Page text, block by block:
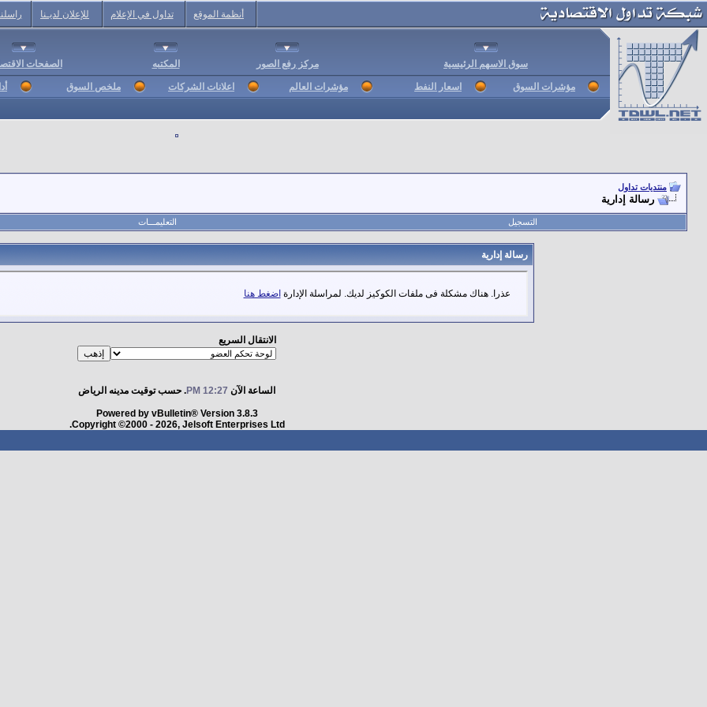
أنظمة الموقع تداول في الإعلام للإعلان لديـنا
سوق الاسهم الرئيسية مركز رفع الصور المكتبه الصفحات
مؤشرات السوق اسعار النفط مؤشرات العالم اعلانات الشركات ملخص السوق
منتديات تداول
رسالة إدارية
التسجيل التعليمـــات
رسالة إدارية
عذرا. هناك مشكلة فى ملفات الكوكيز لديك. لمراسلة الإدارة اضغط هنا
الانتقال السريع
الساعة الآن 12:27 PM . حسب توقيت مدينه الرياض
Powered by vBulletin® Version 3.8.3
Copyright ©2000 - 2026, Jelsoft Enterprises Ltd.